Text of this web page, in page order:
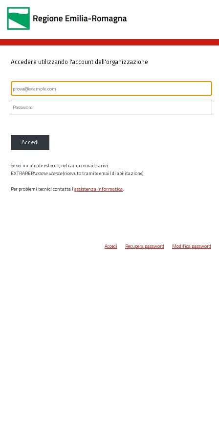
Accedere utilizzando l'account dell'organizzazione
Accedi
Se sei un utente esterno, nel campo email, scrivi
EXTRARER\nome utente(ricevuto tramite email di abilitazione)
Per problemi tecnici contatta l’assistenza informatica.
Accedi Recupera password Modifica password